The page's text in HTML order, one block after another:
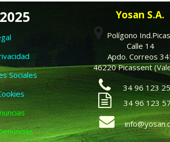
Sociales
Yosan S.A.
Polígono
Calle 14
Apdo. Correos
46220 Picassent
34 96 123
34 96 123